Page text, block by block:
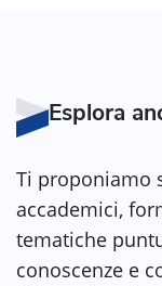
Esplora
Ti proponiamo
accademici,
tematiche
conoscenze e